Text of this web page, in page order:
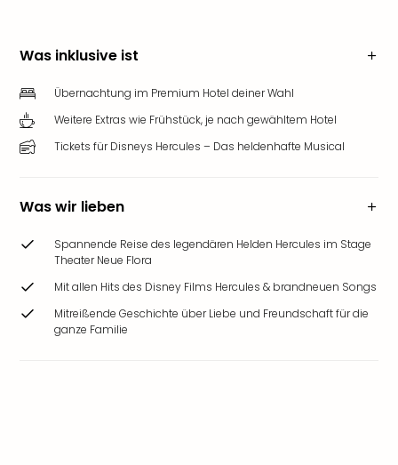
Was inklusive ist
Übernachtung im Premium Hotel deiner Wahl
Weitere Extras wie Frühstück, je nach gewähltem Hotel
Tickets für Disneys Hercules – Das heldenhafte Musical
Was wir lieben
Spannende Reise des legendären Helden Hercules im Stage
Theater Neue Flora
Mit allen Hits des Disney Films Hercules & brandneuen Songs
Mitreißende Geschichte über Liebe und Freundschaft für die
ganze Familie